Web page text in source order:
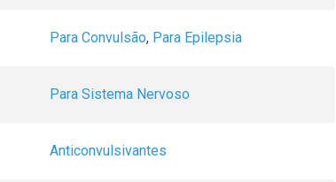
Para Convulsão, Para Epilepsia
Para Sistema Nervoso
Anticonvulsivantes